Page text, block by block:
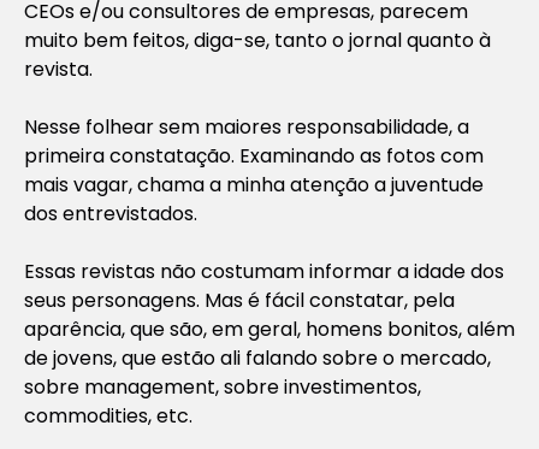
CEOs e/ou consultores de empresas, parecem
muito bem feitos, diga-se, tanto o jornal quanto à
revista.
Nesse folhear sem maiores responsabilidade, a
primeira constatação. Examinando as fotos com
mais vagar, chama a minha atenção a juventude
dos entrevistados.
Essas revistas não costumam informar a idade dos
seus personagens. Mas é fácil constatar, pela
aparência, que são, em geral, homens bonitos, além
de jovens, que estão ali falando sobre o mercado,
sobre management, sobre investimentos,
commodities, etc.